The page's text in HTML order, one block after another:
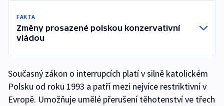
FAKTA
Změny prosazené polskou konzervativní
vládou
Současný zákon o interrupcích platí v silně katolickém
Polsku od roku 1993 a patří mezi nejvíce restriktivní v
Evropě. Umožňuje umělé přerušení těhotenství ve třech